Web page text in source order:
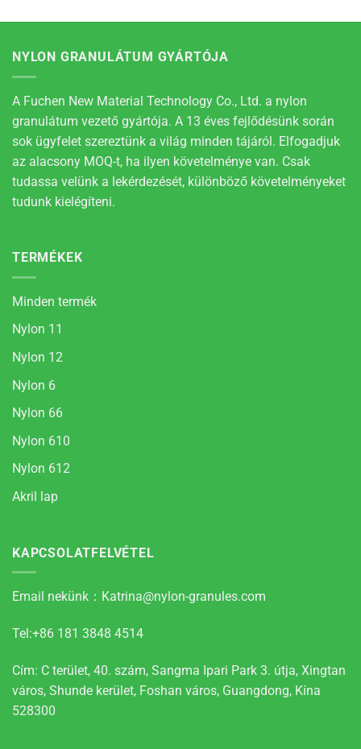
NYLON GRANULÁTUM GYÁRTÓJA
A Fuchen New Material Technology Co., Ltd. a nylon
granulátum vezető gyártója. A 13 éves fejlődésünk során
sok ügyfelet szereztünk a világ minden tájáról. Elfogadjuk
az alacsony MOQ-t, ha ilyen követelménye van. Csak
tudassa velünk a lekérdezését, különböző követelményeket
tudunk kielégíteni.
TERMÉKEK
Minden termék
Nylon 11
Nylon 12
Nylon 6
Nylon 66
Nylon 610
Nylon 612
Akril lap
KAPCSOLATFELVÉTEL
Email nekünk： Katrina@nylon-granules.com
Tel:+86 181 3848 4514
Cím: C terület, 40. szám, Sangma Ipari Park 3. útja, Xingtan
város, Shunde kerület, Foshan város, Guangdong, Kína
528300